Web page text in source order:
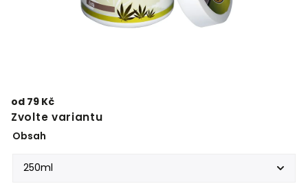
od 79 Kč
Zvolte variantu
Obsah